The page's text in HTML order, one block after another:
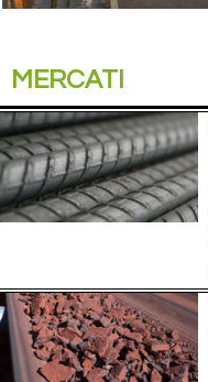
MERCATI